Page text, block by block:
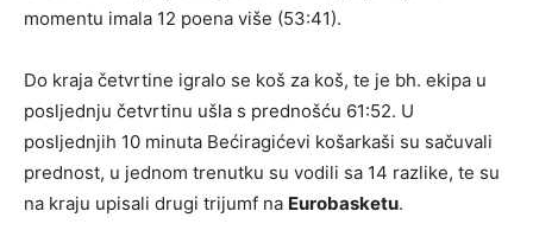
momentu imala 12 poena više (53:41).
Do kraja četvrtine igralo se koš za koš, te je bh. ekipa u
posljednju četvrtinu ušla s prednošću 61:52. U
posljednjih 10 minuta Bećiragićevi košarkaši su sačuvali
prednost, u jednom trenutku su vodili sa 14 razlike, te su
na kraju upisali drugi trijumf na Eurobasketu.